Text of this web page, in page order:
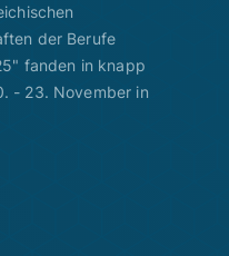
der Berufe
fanden in knapp
- 23. November in